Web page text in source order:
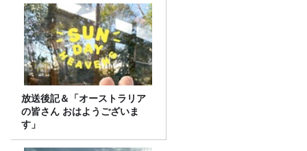
放送後記＆「オーストラリア
の皆さん おはようございま
す」